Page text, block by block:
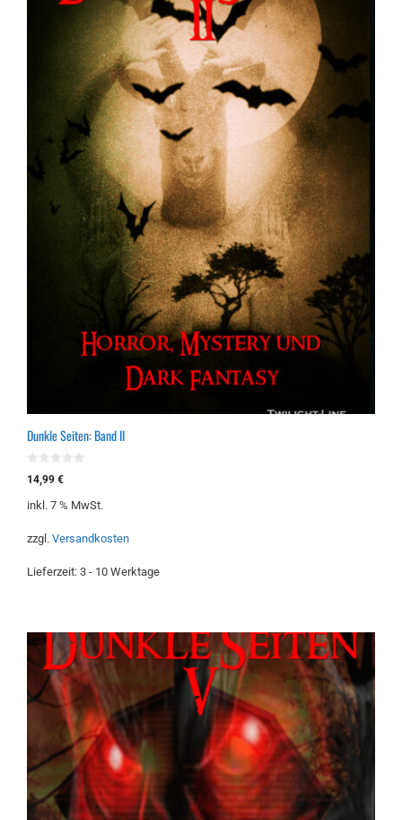
Dunkle Seiten: Band II
0
v
n
14,99 €
inkl. 7 % MwSt.
zzgl. Versandkosten
Lieferzeit: 3 - 10 Werktage